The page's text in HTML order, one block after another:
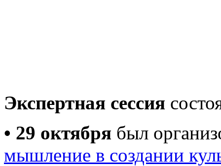
Экспертная сессия
• 29 октября был
мышление в создании